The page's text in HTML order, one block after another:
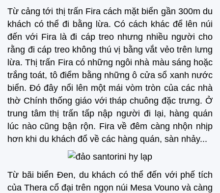
Từ cảng tới thị trấn Fira cách mặt biển gần 300m du
khách có thể đi bằng lừa. Có cách khác để lên núi
đến với Fira là đi cáp treo nhưng nhiều người cho
rằng đi cáp treo không thú vị bằng vắt vẻo trên lưng
lừa. Thị trấn Fira có những ngôi nhà màu sáng hoặc
trắng toát, tô điểm bằng những ô cửa sổ xanh nước
biển. Đó đây nổi lên một mái vòm tròn của các nhà
thờ Chính thống giáo với tháp chuông đặc trưng. Ở
trung tâm thị trấn tấp nập người đi lại, hàng quán
lúc nào cũng bận rộn. Fira về đêm càng nhộn nhịp
hơn khi du khách đổ về các hàng quán, sàn nhảy...
Từ bãi biển Đen, du khách có thể đến với phế tích
của Thera cổ đại trên ngọn núi Mesa Vouno và càng